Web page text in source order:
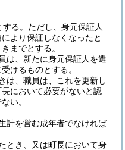
る。 ただし、身元保証人
より保証しなくなったと
までとする。
は、新たに身元保証人を選
けるものとする。
は、職員は、これを更新し
において必要がないと認
い。
計を営む成年者でなければ
とき、又は町長において身